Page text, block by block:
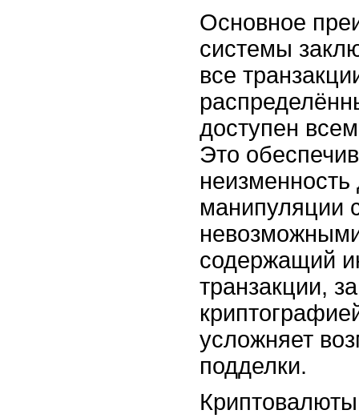
Основное
системы
все
доступен
Это
манипуляции
содержащий
транзакции,
усложняет
подделки.